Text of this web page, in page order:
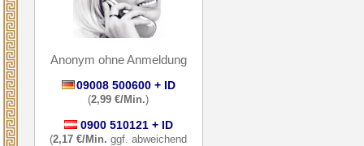
Anonym ohne Anmeldung
09008 500600 + ID
(2,99 €/Min.)
0900 510121 + ID
(2,17 €/Min. ggf. abweichend